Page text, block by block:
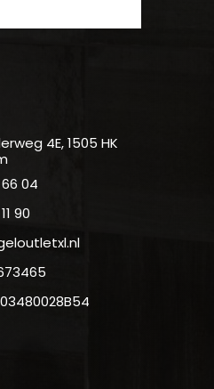
4E, 1505 HK
04
90